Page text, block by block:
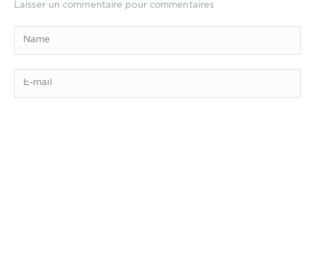
Laisser un commentaire pour commentaires